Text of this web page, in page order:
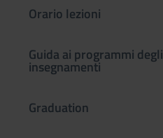
Orario lezioni
Guida ai programmi degli
insegnamenti
Graduation